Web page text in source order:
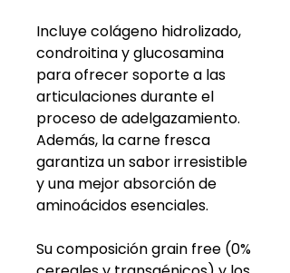
Incluye colágeno hidrolizado,
condroitina y glucosamina
para ofrecer soporte a las
articulaciones durante el
proceso de adelgazamiento.
Además, la carne fresca
garantiza un sabor irresistible
y una mejor absorción de
aminoácidos esenciales.
Su composición grain free (0%